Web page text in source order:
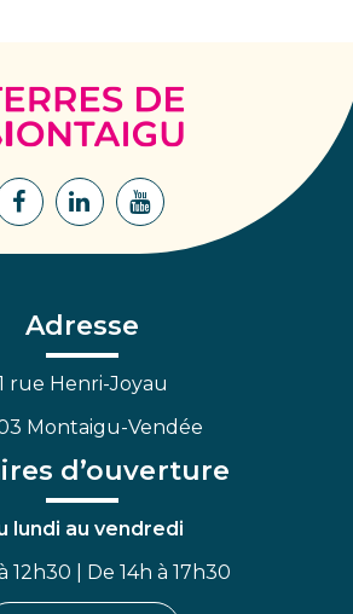
Terres
de
Montaigu
Lien
Facebook
Lien
Lien
Adresse
rue Henri-Joyau
Montaigu-Vendée
d’ouverture
lundi au vendredi
12h30 | De 14h à 17h30